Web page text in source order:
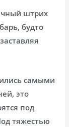
штрих
будто
самыми
это
под
тяжестью